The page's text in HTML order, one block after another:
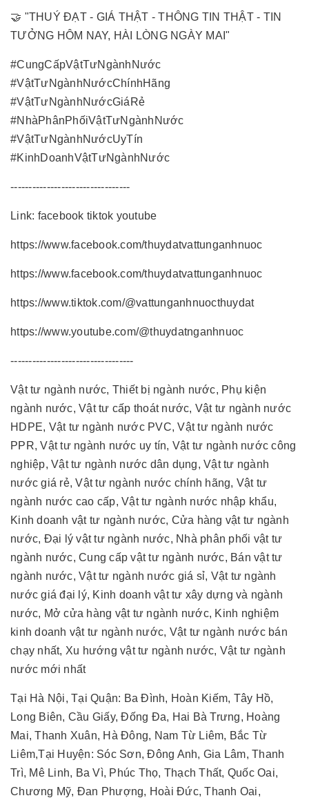
🤝 "THUÝ ĐẠT - GIÁ THẬT - THÔNG TIN THẬT - TIN
TƯỞNG HÔM NAY, HÀI LÒNG NGÀY MAI"
#CungCấpVậtTưNgànhNước
#VậtTưNgànhNướcChínhHãng
#VậtTưNgànhNướcGiáRẻ
#NhàPhânPhốiVậtTưNgànhNước
#VậtTưNgànhNướcUyTín
#KinhDoanhVậtTưNgànhNước
---------------------------------
Link: facebook tiktok youtube
https://www.facebook.com/thuydatvattunganhnuoc
https://www.facebook.com/thuydatvattunganhnuoc
https://www.tiktok.com/@vattunganhnuocthuydat
https://www.youtube.com/@thuydatnganhnuoc
----------------------------------
Vật tư ngành nước, Thiết bị ngành nước, Phụ kiện
ngành nước, Vật tư cấp thoát nước, Vật tư ngành nước
HDPE, Vật tư ngành nước PVC, Vật tư ngành nước
PPR, Vật tư ngành nước uy tín, Vật tư ngành nước công
nghiệp, Vật tư ngành nước dân dụng, Vật tư ngành
nước giá rẻ, Vật tư ngành nước chính hãng, Vật tư
ngành nước cao cấp, Vật tư ngành nước nhập khẩu,
Kinh doanh vật tư ngành nước, Cửa hàng vật tư ngành
nước, Đại lý vật tư ngành nước, Nhà phân phối vật tư
ngành nước, Cung cấp vật tư ngành nước, Bán vật tư
ngành nước, Vật tư ngành nước giá sỉ, Vật tư ngành
nước giá đại lý, Kinh doanh vật tư xây dựng và ngành
nước, Mở cửa hàng vật tư ngành nước, Kinh nghiệm
kinh doanh vật tư ngành nước, Vật tư ngành nước bán
chạy nhất, Xu hướng vật tư ngành nước, Vật tư ngành
nước mới nhất
Tại Hà Nội, Tại Quận: Ba Đình, Hoàn Kiếm, Tây Hồ,
Long Biên, Cầu Giấy, Đống Đa, Hai Bà Trưng, Hoàng
Mai, Thanh Xuân, Hà Đông, Nam Từ Liêm, Bắc Từ
Liêm,Tại Huyện: Sóc Sơn, Đông Anh, Gia Lâm, Thanh
Trì, Mê Linh, Ba Vì, Phúc Thọ, Thạch Thất, Quốc Oai,
Chương Mỹ, Đan Phượng, Hoài Đức, Thanh Oai,